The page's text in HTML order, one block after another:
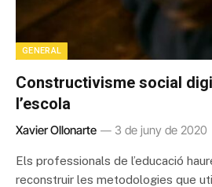
GENERAL
Constructivisme social
l’escola
Xavier Ollonarte 3 de juny de 2020
Els professionals de l’educació
reconstruir les metodologies que